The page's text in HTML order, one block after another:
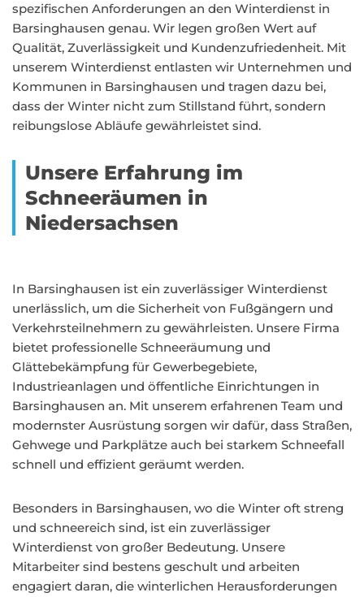
spezifischen Anforderungen an den Winterdienst in
Barsinghausen genau. Wir legen großen Wert auf
Qualität, Zuverlässigkeit und Kundenzufriedenheit. Mit
unserem Winterdienst entlasten wir Unternehmen und
Kommunen in Barsinghausen und tragen dazu bei,
dass der Winter nicht zum Stillstand führt, sondern
reibungslose Abläufe gewährleistet sind.
Unsere Erfahrung im
Schneeräumen in
Niedersachsen
In Barsinghausen ist ein zuverlässiger Winterdienst
unerlässlich, um die Sicherheit von Fußgängern und
Verkehrsteilnehmern zu gewährleisten. Unsere Firma
bietet professionelle Schneeräumung und
Glättebekämpfung für Gewerbegebiete,
Industrieanlagen und öffentliche Einrichtungen in
Barsinghausen an. Mit unserem erfahrenen Team und
modernster Ausrüstung sorgen wir dafür, dass Straßen,
Gehwege und Parkplätze auch bei starkem Schneefall
schnell und effizient geräumt werden.
Besonders in Barsinghausen, wo die Winter oft streng
und schneereich sind, ist ein zuverlässiger
Winterdienst von großer Bedeutung. Unsere
Mitarbeiter sind bestens geschult und arbeiten
engagiert daran, die winterlichen Herausforderungen